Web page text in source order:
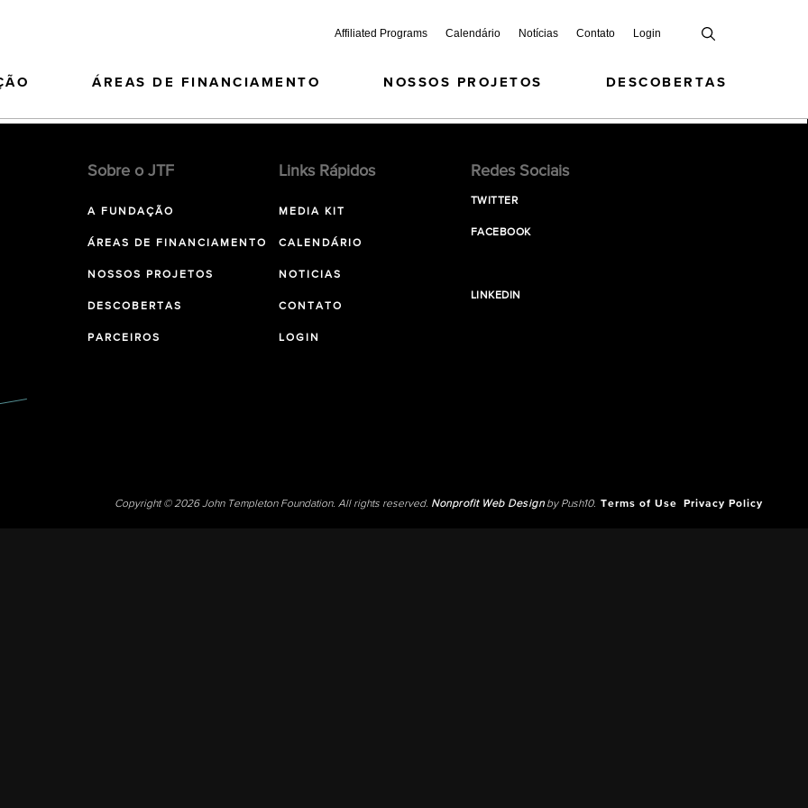
Affiliated Programs Calendário Notícias Contato Login
ÁREAS DE FINANCIAMENTO NOSSOS PROJETOS DESCOBERTAS
Sobre o JTF
A FUNDAÇÃO
ÁREAS DE FINANCIAMENTO
NOSSOS PROJETOS
DESCOBERTAS
PARCEIROS
Links Rápidos
MEDIA KIT
CALENDÁRIO
NOTICIAS
CONTATO
LOGIN
Redes Sociais
TWITTER
FACEBOOK
LINKEDIN
Copyright © 2026 John Templeton Foundation. All rights reserved. Nonprofit Web Designby Push10. Terms of Use Privacy Policy